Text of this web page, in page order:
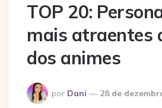
TOP 20:
mais atraentes
dos animes
Postado
por
por Dani 28 de